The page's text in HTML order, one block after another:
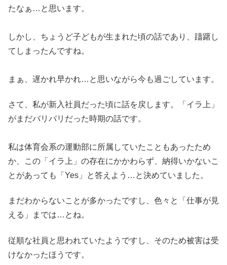
たなぁ…と思います。
しかし、ちょうど子どもが生まれた頃の話であり、躊躇し
てしまったんですね。
まぁ、遅かれ早かれ…と思いながら今も過ごしています。
さて、私が新入社員だった頃に話を戻します。「イラ上」
がまだバリバリだった時期の話です。
私は体育会系の運動部に所属していたこともあったため
か、この「イラ上」の存在にかかわらず、納得いかないこ
とがあっても「Yes」と答えよう…と決めていました。
まだわからないことが多かったですし、色々と「仕事が見
える」までは…とね。
従順な社員と思われていたようですし、そのため被害は受
けなかったほうです。